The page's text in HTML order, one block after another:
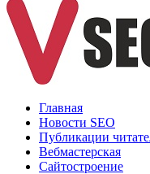
Главная
Новости SEO
Публикации
Вебмастерская
Сайтостроение